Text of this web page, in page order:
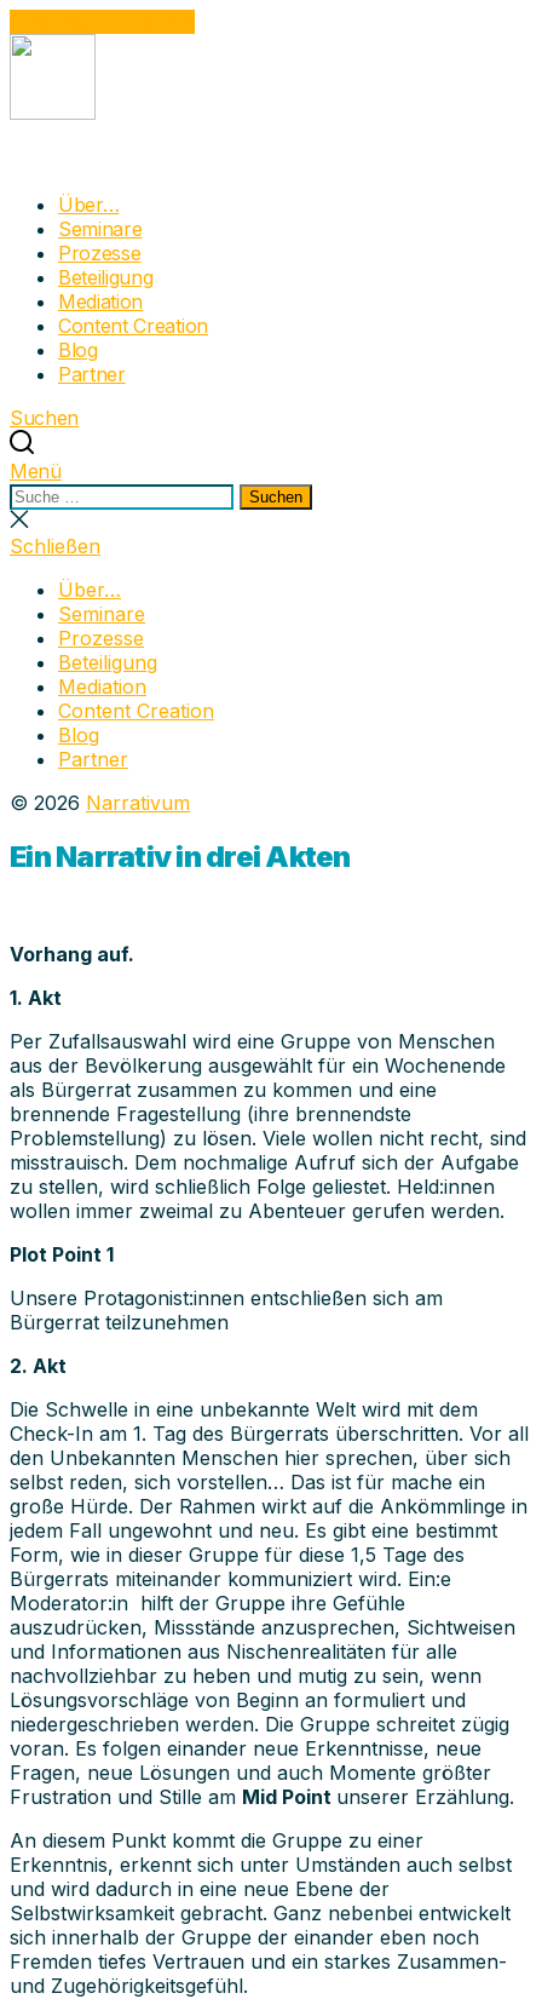
Moderation mit Dynamic Facilitation in der
Prozessbegleitung | Beteiligung | OE | Mediation |
Bürgerrat
Über…
Seminare
Prozesse
Beteiligung
Mediation
Content Creation
Blog
Partner
Suchen
Menü
Suchen
nach:
Suchen
Suche
schließen
Schließen
Über…
Seminare
Prozesse
Beteiligung
Mediation
Content Creation
Blog
Partner
© 2026 Narrativum
Ein Narrativ in drei Akten
Vorhang auf.
1. Akt
Per Zufallsauswahl wird eine Gruppe von Menschen
aus der Bevölkerung ausgewählt für ein Wochenende
als Bürgerrat zusammen zu kommen und eine
brennende Fragestellung (ihre brennendste
Problemstellung) zu lösen. Viele wollen nicht recht, sind
misstrauisch. Dem nochmalige Aufruf sich der Aufgabe
zu stellen, wird schließlich Folge geliestet. Held:innen
wollen immer zweimal zu Abenteuer gerufen werden.
Plot Point 1
Unsere Protagonist:innen entschließen sich am
Bürgerrat teilzunehmen
2. Akt
Die Schwelle in eine unbekannte Welt wird mit dem
Check-In am 1. Tag des Bürgerrats überschritten. Vor all
den Unbekannten Menschen hier sprechen, über sich
selbst reden, sich vorstellen… Das ist für mache ein
große Hürde. Der Rahmen wirkt auf die Ankömmlinge in
jedem Fall ungewohnt und neu. Es gibt eine bestimmt
Form, wie in dieser Gruppe für diese 1,5 Tage des
Bürgerrats miteinander kommuniziert wird. Ein:e
Moderator:in hilft der Gruppe ihre Gefühle
auszudrücken, Missstände anzusprechen, Sichtweisen
und Informationen aus Nischenrealitäten für alle
nachvollziehbar zu heben und mutig zu sein, wenn
Lösungsvorschläge von Beginn an formuliert und
niedergeschrieben werden. Die Gruppe schreitet zügig
voran. Es folgen einander neue Erkenntnisse, neue
Fragen, neue Lösungen und auch Momente größter
Frustration und Stille am Mid Point unserer Erzählung.
An diesem Punkt kommt die Gruppe zu einer
Erkenntnis, erkennt sich unter Umständen auch selbst
und wird dadurch in eine neue Ebene der
Selbstwirksamkeit gebracht. Ganz nebenbei entwickelt
sich innerhalb der Gruppe der einander eben noch
Fremden tiefes Vertrauen und ein starkes Zusammen-
und Zugehörigkeitsgefühl.